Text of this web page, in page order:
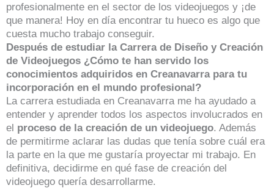
profesionalmente en el sector de los videojuegos y ¡de
que manera! Hoy en día encontrar tu hueco es algo que
cuesta mucho trabajo conseguir.
Después de estudiar la Carrera de Diseño y Creación
de Videojuegos ¿Cómo te han servido los
conocimientos adquiridos en Creanavarra para tu
incorporación en el mundo profesional?
La carrera estudiada en Creanavarra me ha ayudado a
entender y aprender todos los aspectos involucrados en
el proceso de la creación de un videojuego. Además
de permitirme aclarar las dudas que tenía sobre cuál era
la parte en la que me gustaría proyectar mi trabajo. En
definitiva, decidirme en qué fase de creación del
videojuego quería desarrollarme.